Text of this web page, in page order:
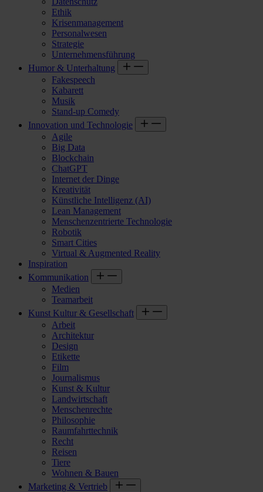
Ethik
Krisenmanagement
Personalwesen
Strategie
Unternehmensführung
Humor & Unterhaltung
Fakespeech
Kabarett
Musik
Stand-up Comedy
Innovation und Technologie
Agile
Big Data
Blockchain
ChatGPT
Internet der Dinge
Kreativität
Künstliche Intelligenz (AI)
Lean Management
Menschenzentrierte Technologie
Robotik
Smart Cities
Virtual & Augmented Reality
Inspiration
Kommunikation
Medien
Teamarbeit
Kunst Kultur & Gesellschaft
Arbeit
Architektur
Design
Etikette
Film
Journalismus
Kunst & Kultur
Landwirtschaft
Menschenrechte
Philosophie
Raumfahrttechnik
Recht
Reisen
Tiere
Wohnen & Bauen
Marketing & Vertrieb